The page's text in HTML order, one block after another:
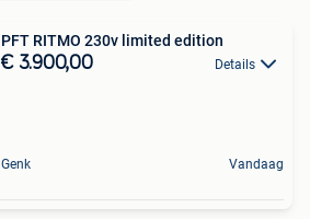
PFT RITMO 230v limited edition
€ 3.900,00 Details
Genk Vandaag